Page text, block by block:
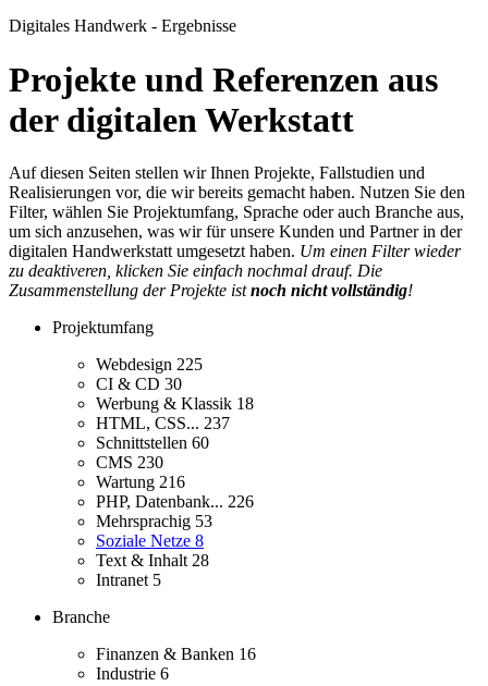
Digitales Handwerk - Ergebnisse
Projekte und Referenzen aus
der digitalen Werkstatt
Auf diesen Seiten stellen wir Ihnen Projekte, Fallstudien und
Realisierungen vor, die wir bereits gemacht haben. Nutzen Sie den
Filter, wählen Sie Projektumfang, Sprache oder auch Branche aus,
um sich anzusehen, was wir für unsere Kunden und Partner in der
digitalen Handwerkstatt umgesetzt haben. Um einen Filter wieder
zu deaktiveren, klicken Sie einfach nochmal drauf. Die
Zusammenstellung der Projekte istnoch nicht vollständig!
Projektumfang
Webdesign 225
CI & CD 30
Werbung & Klassik 18
HTML, CSS... 237
Schnittstellen 60
CMS 230
Wartung 216
PHP, Datenbank... 226
Mehrsprachig 53
Soziale Netze 8
Text & Inhalt 28
Intranet 5
Branche
Finanzen & Banken 16
Industrie 6